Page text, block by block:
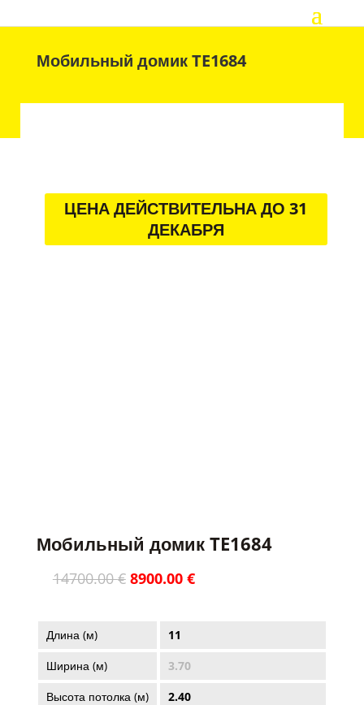
Мобильный домик TE1684
ЦЕНА ДЕЙСТВИТЕЛЬНА ДО 31
ДЕКАБРЯ
Мобильный домик TE1684
14700.00€ Первоначальная
14700.00 €.
8900.00 €Текущая
Длина (м)
11
Ширина (м)
3.70
Высота потолка (м)
2.40